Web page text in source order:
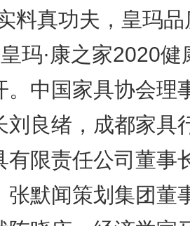
真功夫，皇玛品
玛·康之家2020
。中国家具协会理
刘良绪，成都家具
有限责任公司董事
张默闻策划集团董